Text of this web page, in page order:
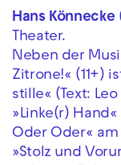
Hans Könnecke
Theater.
Neben der
Zitrone!« (11+)
stille« (Text:
»Linke(r)
Oder Oder«
»Stolz und